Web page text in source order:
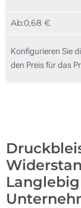
3 Farbig (Auf
Digitaler
1000
2500
5000
Ab:0,68 €
Konfigurieren Sie
den Preis für das